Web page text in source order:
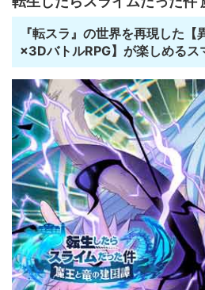
『転スラ』の世界を再現した
×3DバトルRPG】が楽しめるス